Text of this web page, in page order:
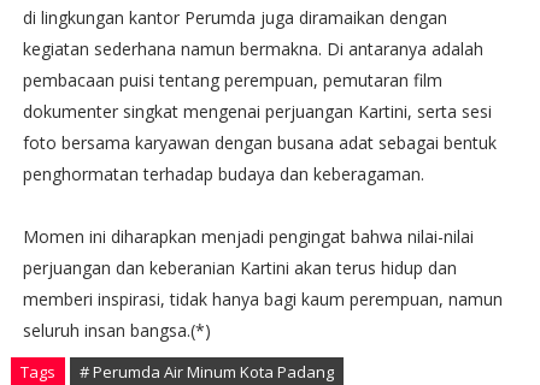
di lingkungan kantor Perumda juga diramaikan dengan
kegiatan sederhana namun bermakna. Di antaranya adalah
pembacaan puisi tentang perempuan, pemutaran film
dokumenter singkat mengenai perjuangan Kartini, serta sesi
foto bersama karyawan dengan busana adat sebagai bentuk
penghormatan terhadap budaya dan keberagaman.
Momen ini diharapkan menjadi pengingat bahwa nilai-nilai
perjuangan dan keberanian Kartini akan terus hidup dan
memberi inspirasi, tidak hanya bagi kaum perempuan, namun
seluruh insan bangsa.(*)
Tags # Perumda Air Minum Kota Padang